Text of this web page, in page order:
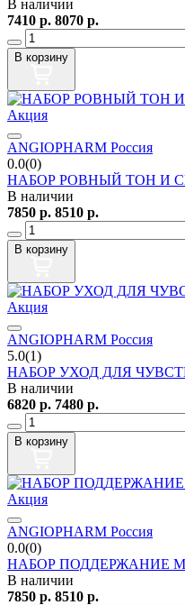
В наличии
7410 р. 8070 р.
В корзину
Акция
ANGIOPHARM Россия
0.0(0)
НАБОР РОВНЫЙ ТОН И
В наличии
7850 р. 8510 р.
В корзину
Акция
ANGIOPHARM Россия
5.0(1)
НАБОР УХОД ДЛЯ
В наличии
6820 р. 7480 р.
В корзину
Акция
ANGIOPHARM Россия
0.0(0)
НАБОР ПОДДЕРЖАНИЕ
В наличии
7850 р. 8510 р.